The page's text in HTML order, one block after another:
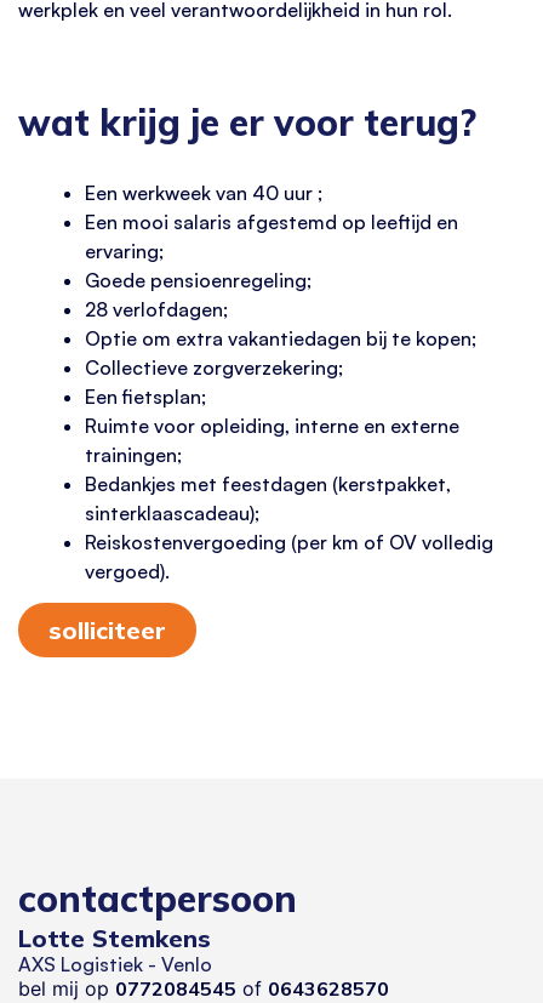
werkplek en veel verantwoordelijkheid in hun rol.
wat krijg je er voor terug?
Een werkweek van 40 uur ;
Een mooi salaris afgestemd op leeftijd en
ervaring;
Goede pensioenregeling;
28 verlofdagen;
Optie om extra vakantiedagen bij te kopen;
Collectieve zorgverzekering;
Een fietsplan;
Ruimte voor opleiding, interne en externe
trainingen;
Bedankjes met feestdagen (kerstpakket,
sinterklaascadeau);
Reiskostenvergoeding (per km of OV volledig
vergoed).
solliciteer
contactpersoon
Lotte Stemkens
AXS Logistiek - Venlo
bel mij op 0772084545 of 0643628570